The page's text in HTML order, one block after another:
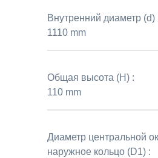
Внутренний диаметр (d)
1110 mm
Общая высота (H) :
110 mm
Диаметр центральной
наружное кольцо (D1) :